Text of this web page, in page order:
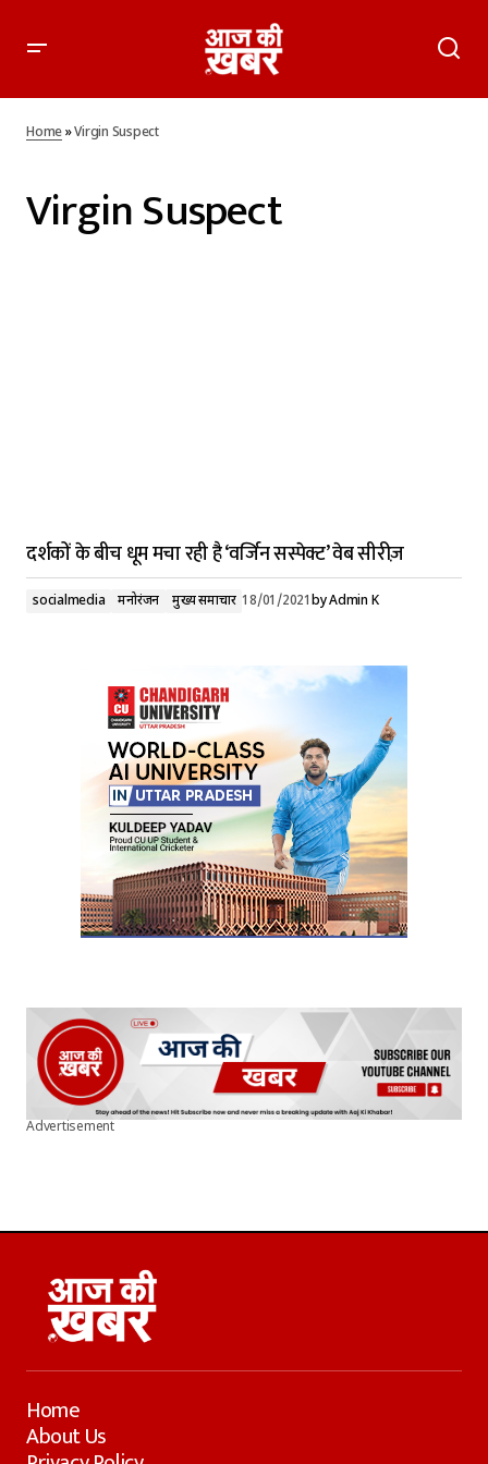
Home»Virgin Suspect
Virgin Suspect
दर्शकों के बीच धूम मचा रही है ‘वर्जिन सस्पेक्ट’ वेब सीरीज़
socialmedia मनोरंजन मुख्य समाचार 18/01/2021byAdmin K
Advertisement
Home
About Us